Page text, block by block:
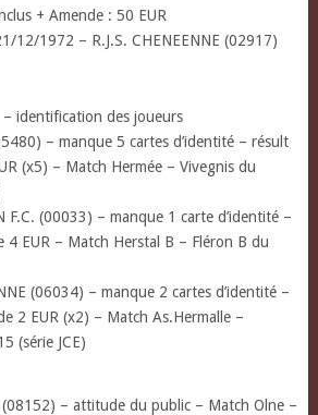
+ Amende : 50 EUR
12/1972 – R.J.S. CHENEENNE (02917)
identification des joueurs
– manque 5 cartes d’identité – résult
(x5) – Match Hermée – Vivegnis du
F.C. (00033) – manque 1 carte d’identité –
4 EUR – Match Herstal B – Fléron B du
(06034) – manque 2 cartes d’identité –
2 EUR (x2) – Match As.Hermalle –
(série JCE)
(08152) – attitude du public – Match Olne –